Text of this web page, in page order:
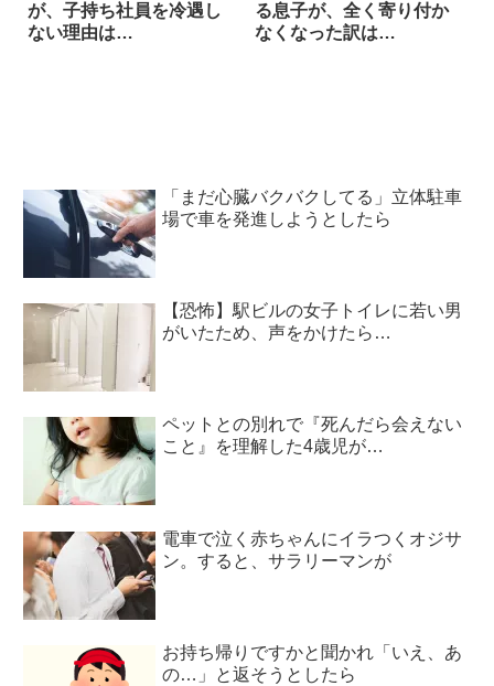
が、子持ち社員を冷遇し
ない理由は…
る息子が、全く寄り付か
なくなった訳は…
「まだ心臓バクバクしてる」立体駐車
場で車を発進しようとしたら
【恐怖】駅ビルの女子トイレに若い男
がいたため、声をかけたら…
ペットとの別れで『死んだら会えない
こと』を理解した4歳児が…
電車で泣く赤ちゃんにイラつくオジサ
ン。すると、サラリーマンが
お持ち帰りですかと聞かれ「いえ、あ
の…」と返そうとしたら